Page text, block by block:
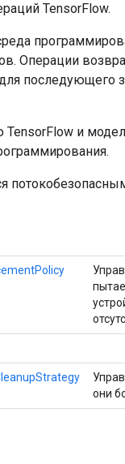
TensorFlow.
Операции
последующего
и
они